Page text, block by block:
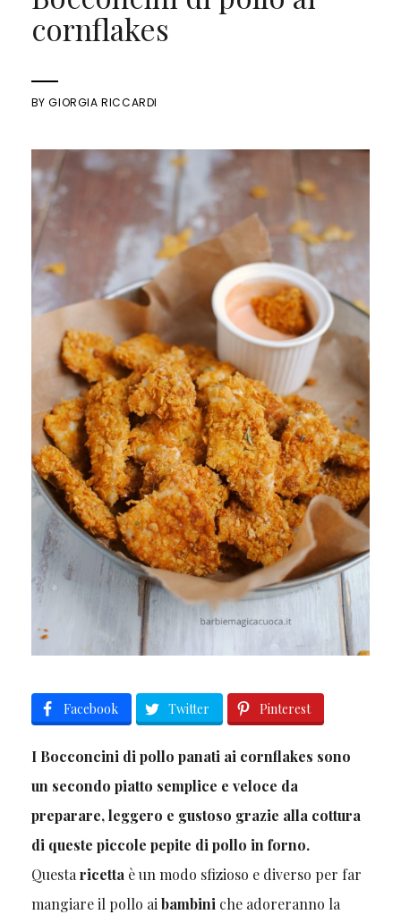
cornflakes
BYGIORGIA RICCARDI
Facebook Twitter Pinterest
I Bocconcini di pollo panati ai cornflakes sono
un secondo piatto semplice e veloce da
preparare, leggero e gustoso grazie alla cottura
di queste piccole pepite di pollo in forno.
Questaricettaè un modo sfizioso e diverso per far
mangiare il pollo aibambiniche adoreranno la